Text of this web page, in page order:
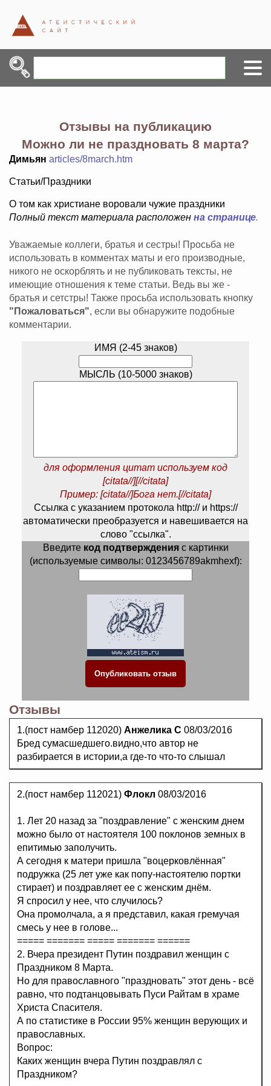
Отзывы на публикацию
Можно ли не праздновать 8 марта?
Димьян articles/8march.htm
Статьи/Праздники
О том как христиане воровали чужие праздники
Полный текст материала расположен на странице.
Уважаемые коллеги, братья и сестры! Просьба не
использовать в комментах маты и его производные,
никого не оскорблять и не публиковать тексты, не
имеющие отношения к теме статьи. Ведь вы же -
братья и сетстры! Также просьба использовать кнопку
"Пожаловаться", если вы обнаружите подобные
комментарии.
ИМЯ (2-45 знаков)
МЫСЛЬ (10-5000 знаков)
для оформления цитат используем код
[citata//][//citata]
Пример: [citata//]Бога нет.[//citata]
Ссылка с указанием протокола http:// и https://
автоматически преобразуется и навешивается на
слово "ссылка".
Введите код подтвержденияс картинки
(используемые символы: 0123456789akmhexf):
Отзывы
1.(пост намбер 112020) Анжелика С 08/03/2016
Бред сумасшедшего.видно,что автор не
разбирается в истории,а где-то что-то слышал
2.(пост намбер 112021) Флокл 08/03/2016
1. Лет 20 назад за "поздравление" с женским днем
можно было от настоятеля 100 поклонов земных в
епитимью заполучить.
А сегодня к матери пришла "воцерковлённая"
подружка (25 лет уже как попу-настоятелю портки
стирает) и поздравляет ее с женским днём.
Я спросил у нее, что случилось?
Она промолчала, а я представил, какая гремучая
смесь у нее в голове...
===== ======= ===== ======= ======
2. Вчера президент Путин поздравил женщин с
Праздником 8 Марта.
Но для православного "праздновать" этот день - всё
равно, что подтанцовывать Пуси Райтам в храме
Христа Спасителя.
А по статистике в России 95% женщин верующих и
православных.
Вопрос:
Каких женщин вчера Путин поздравлял с
Праздником?